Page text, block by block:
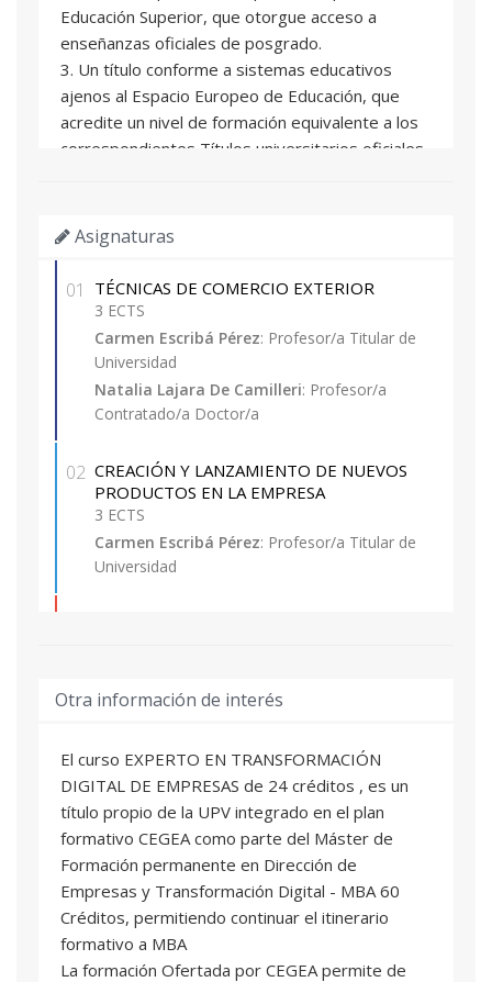
Educación Superior, que otorgue acceso a
enseñanzas oficiales de posgrado.
3. Un título conforme a sistemas educativos
ajenos al Espacio Europeo de Educación, que
acredite un nivel de formación equivalente a los
correspondientes Títulos universitarios oficiales
de postgrado.
4. Un título de Diploma de grado propio
expedido por la Universitat Politècnica de
València o por otras universidades con las que
exista mutuo reconocimiento de dicha titulación.
5. Experiencia laboral o profesional con nivel
competencial equivalente a la formación
académica universitaria.
consideración de matrícula provisional,
estudiantes de las titulaciones de grado que
tengan pendiente superar como máximo 30
ECTS (incluido el Proyecto Final de Carrera, no
pudiendo optar a la expedición de su Título
Asignaturas
01 TÉCNICAS DE COMERCIO EXTERIOR
3 ECTS
Carmen Escribá Pérez: Profesor/a Titular de
Universidad
Natalia Lajara De Camilleri: Profesor/a
Contratado/a Doctor/a
02 CREACIÓN Y LANZAMIENTO DE NUEVOS
PRODUCTOS EN LA EMPRESA
3 ECTS
Carmen Escribá Pérez: Profesor/a Titular de
Universidad
María Pía Carnicer Andrés
: Profesor/a
Asociado/a
04 MARKETING DIGITAL
3 ECTS
Pablo Ferreirós Bennett: Profesional del
sector
David Juárez Varón: Profesor/a Titular de
Universidad
Otra información de interés
El curso EXPERTO EN TRANSFORMACIÓN
DIGITAL DE EMPRESAS de 24 créditos , es un
título propio de la UPV integrado en el plan
formativo CEGEA como parte del Máster de
Formación permanente en Dirección de
Empresas y Transformación Digital - MBA 60
Créditos, permitiendo continuar el itinerario
formativo a MBA
La formación Ofertada por CEGEA permite de